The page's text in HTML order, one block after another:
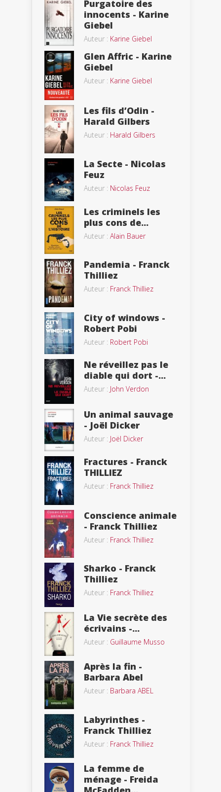
Purgatoire des
innocents - Karine
Giebel
Auteur : Karine Giebel
Glen Affric - Karine
Giebel
Auteur : Karine Giebel
Les fils d’Odin -
Harald Gilbers
Auteur : Harald Gilbers
La Secte - Nicolas
Feuz
Auteur : Nicolas Feuz
Les criminels les
plus cons de...
Auteur : Alain Bauer
Pandemia - Franck
Thilliez
Auteur : Franck Thilliez
City of windows -
Robert Pobi
Auteur : Robert Pobi
Ne réveillez pas le
diable qui dort -...
Auteur : John Verdon
Un animal sauvage
- Joël Dicker
Auteur : Joël Dicker
Fractures - Franck
THILLIEZ
Auteur : Franck Thilliez
Conscience animale
- Franck Thilliez
Auteur : Franck Thilliez
Sharko - Franck
Thilliez
Auteur : Franck Thilliez
La Vie secrète des
écrivains -...
Auteur : Guillaume Musso
Après la fin -
Barbara Abel
Auteur : Barbara ABEL
Labyrinthes -
Franck Thilliez
Auteur : Franck Thilliez
La femme de
ménage - Freida